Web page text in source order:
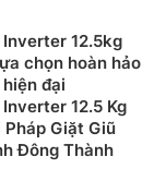
12.5kg
chọn hoàn hảo
đại
12.5 Kg
Pháp Giặt Giũ
Đông Thành